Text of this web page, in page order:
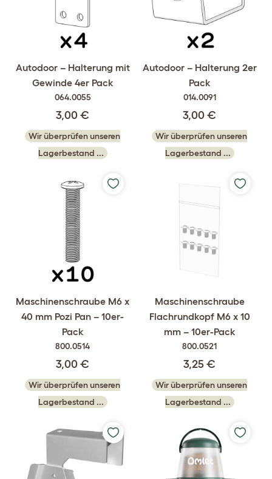
Autodoor – Halterung mit
Gewinde 4er Pack
064.0055
3,00 €
Wir überprüfen unseren
Lagerbestand ...
Autodoor – Halterung 2er
Pack
014.0091
3,00 €
Wir überprüfen unseren
Lagerbestand ...
Maschinenschraube M6 x
40 mm Pozi Pan – 10er-
Pack
800.0514
3,00 €
Wir überprüfen unseren
Lagerbestand ...
Maschinenschraube
Flachrundkopf M6 x 10
mm – 10er-Pack
800.0521
3,25 €
Wir überprüfen unseren
Lagerbestand ...